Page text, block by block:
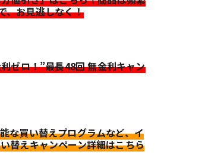
、お見逃しなく！
ゼロ！”最長48回 無金利キャン
な買い替えプログラムなど、イ
替えキャンペーン詳細はこちら